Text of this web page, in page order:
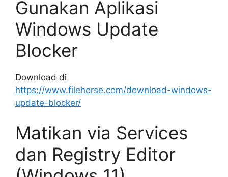
Gunakan Aplikasi
Windows Update
Blocker
Download di
https://www.filehorse.com/download-windows-
update-blocker/
Matikan via Services
dan Registry Editor